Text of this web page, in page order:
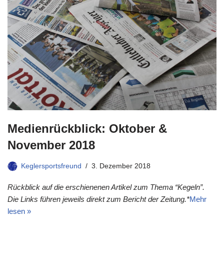
Medienrückblick: Oktober &
November 2018
Keglersportsfreund 3. Dezember 2018
Rückblick auf die erschienenen Artikel zum Thema “Kegeln”.
Die Links führen jeweils direkt zum Bericht der Zeitung.*Mehr
lesen »